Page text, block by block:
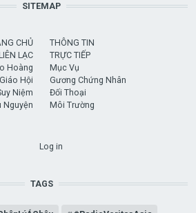
SITEMAP
CHỦ
LẠC
Hoàng
Hội
Niệm
Nguyện
THÔNG TIN
TRỰC TIẾP
Mục Vụ
Gương Chứng Nhân
Đối Thoại
Môi Trường
Log in
TAGS